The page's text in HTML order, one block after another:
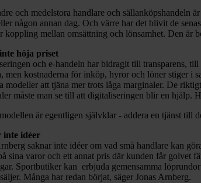
och medelstora handlare och sällanköpshandeln
någon annan dag. Och värre har det blivit de
koppling mellan omsättning och lönsamhet. Den är
höja priset
och e-handeln har bidragit till transparens,
men kostnaderna för inköp, hyror och löner stiger i
modeller att tjäna mer trots låga marginaler. De
måste man se till att digitaliseringen blir en hjälp.
är egentligen självklar - addera en tjänst till
inte idéer
saknar inte idéer om vad små handlare kan
sina varor och ett annat pris där kunden får golvet
Sportbutiker kan erbjuda gemensamma
Många har redan börjat, säger Jonas Arnberg.